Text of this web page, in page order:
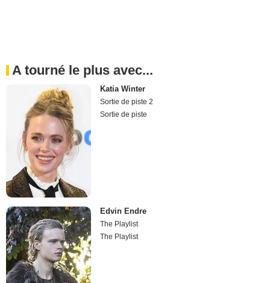
A tourné le plus avec...
Katia Winter
Sortie de piste 2
Sortie de piste
Edvin Endre
The Playlist
The Playlist